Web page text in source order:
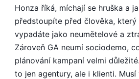
Honza říká, míchají se hruška a
předstoupíte před člověka, který
vypadáte jako neumětelové a
Zároveň GA neumí sociodemo,
plánování kampaní velmi
to jen agentury, ale i klienti. Musí